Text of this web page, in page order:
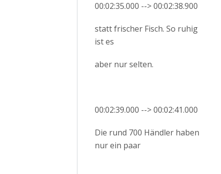
00:02:35.000 --> 00:02:38.900
statt frischer Fisch. So ruhig
ist es
aber nur selten.
00:02:39.000 --> 00:02:41.000
Die rund 700 Händler haben
nur ein paar